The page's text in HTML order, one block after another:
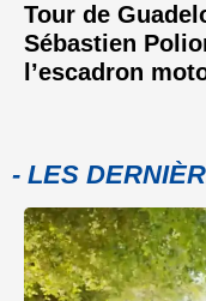
Tour de
Sébastien
l’escadron
- LES